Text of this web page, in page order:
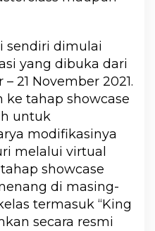
sendiri dimulai
yang dibuka dari
21 November 2021.
tahap showcase
untuk
modifikasinya
melalui virtual
showcase
di masing-
termasuk “King
secara resmi